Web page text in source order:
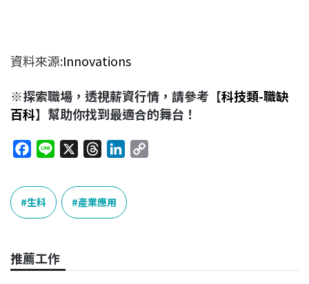
資料來源:Innovations
※探索職場，透視薪資行情，請參考【科技類-職缺
百科】幫助你找到最適合的舞台！
c
e
b
o
k
e
r
e
a
k
n
k
生科 產業應用
推薦工作